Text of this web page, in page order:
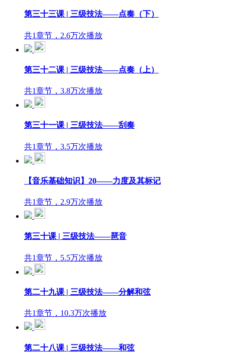
第三十三课 | 三级技法——点奏（下）
共1章节，2.6万次播放
第三十二课 | 三级技法——点奏（上）
共1章节，3.8万次播放
第三十一课 | 三级技法——刮奏
共1章节，3.5万次播放
【音乐基础知识】20——力度及其标记
共1章节，2.9万次播放
第三十课 | 三级技法——琶音
共1章节，5.5万次播放
第二十九课 | 三级技法——分解和弦
共1章节，10.3万次播放
第二十八课 | 三级技法——和弦